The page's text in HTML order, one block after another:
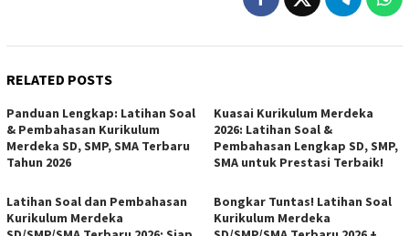
RELATED POSTS
Panduan Lengkap: Latihan Soal
& Pembahasan Kurikulum
Merdeka SD, SMP, SMA Terbaru
Tahun 2026
Kuasai Kurikulum Merdeka
2026: Latihan Soal &
Pembahasan Lengkap SD, SMP,
SMA untuk Prestasi Terbaik!
Latihan Soal dan Pembahasan
Kurikulum Merdeka
Bongkar Tuntas! Latihan Soal
Kurikulum Merdeka